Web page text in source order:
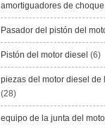
amortiguadores de
Pasador del pistón del
Pistón del motor diesel (6)
piezas del motor diesel de
(28)
equipo de la junta del